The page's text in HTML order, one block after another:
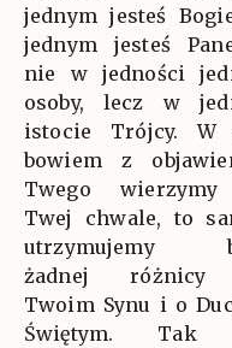
jednym jesteś
jednym jesteś
nie w jedności
osoby, lecz w
istocie Trójcy. W
bowiem z
Twego
Twej chwale, to
utrzymujemy
żadnej
Twoim Synu i o
Świętym. Tak